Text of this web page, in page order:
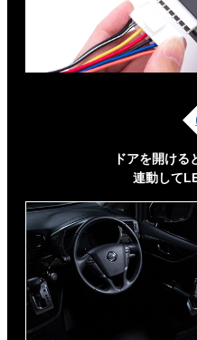
ドアを開ける
連動して